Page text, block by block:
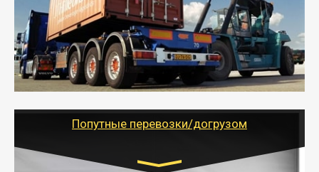
- Доставка фурой до 20 т возможна для больших
объемов грузов, упакованных в коробки, мешки,
паллеты и россыпью в самые отдаленные места
России с гарантией полной сохранности.
- Тайгер Логистик предоставляет услуги по
грузоперевозкам для физических и юридических лиц
Попутные перевозки/догрузом